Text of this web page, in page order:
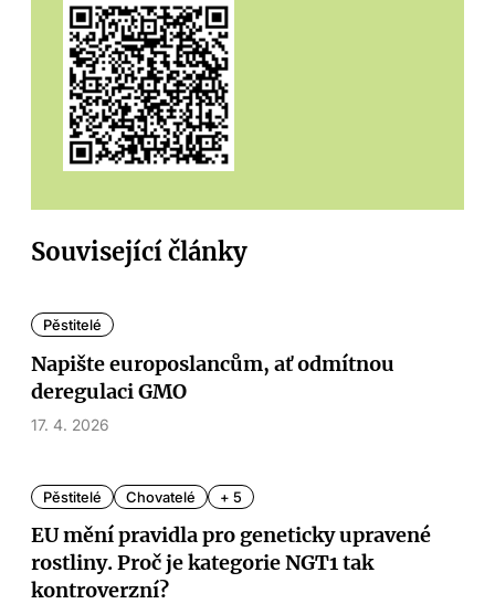
Související články
Pěstitelé
Napište europoslancům, ať odmítnou
deregulaci GMO
17. 4. 2026
Pěstitelé Chovatelé + 5
EU mění pravidla pro geneticky upravené
rostliny. Proč je kategorie NGT1 tak
kontroverzní?